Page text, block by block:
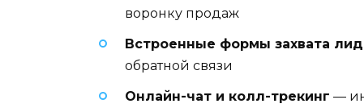
воронку продаж
Встроенные формы захвата
обратной связи
Онлайн-чат и колл-трекинг —